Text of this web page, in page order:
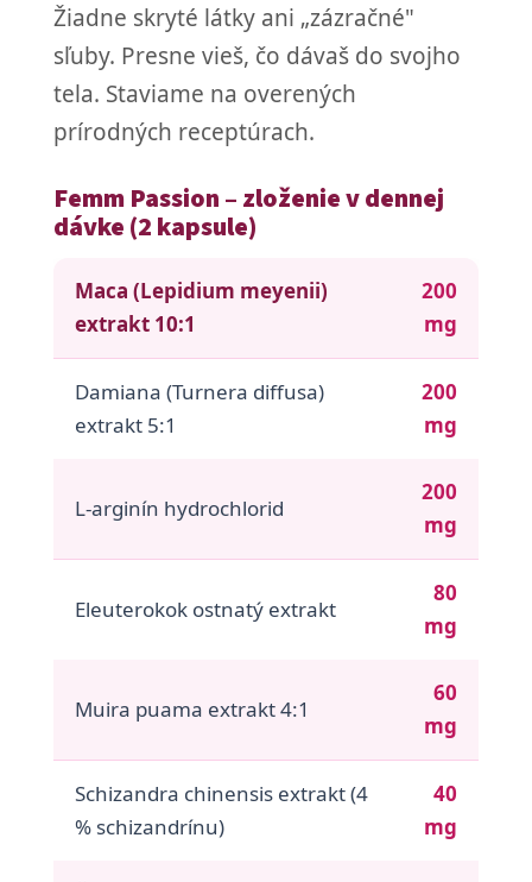
Žiadne skryté látky ani „zázračné"
sľuby. Presne vieš, čo dávaš do svojho
tela. Staviame na overených
prírodných receptúrach.
Femm Passion – zloženie v dennej
dávke (2 kapsule)
Maca (Lepidium meyenii)
extrakt 10:1
200
mg
Damiana (Turnera diffusa)
extrakt 5:1
200
mg
L-arginín hydrochlorid
200
mg
Eleuterokok ostnatý extrakt
80
mg
Muira puama extrakt 4:1
60
mg
Schizandra chinensis extrakt (4
% schizandrínu)
40
mg